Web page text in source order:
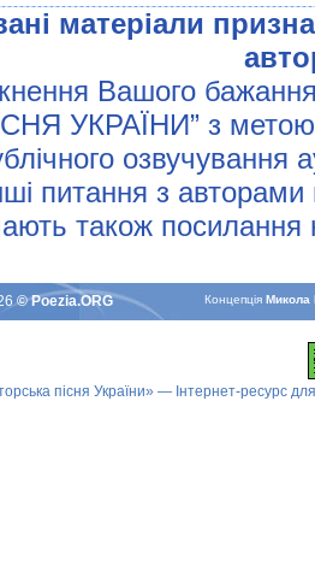
матерiали
Вашого
УКРАЇНИ” з метою
питання з
також
КонцепцiяМикола
© Poezia.ORG
пісня України» — Інтернет-ресурс